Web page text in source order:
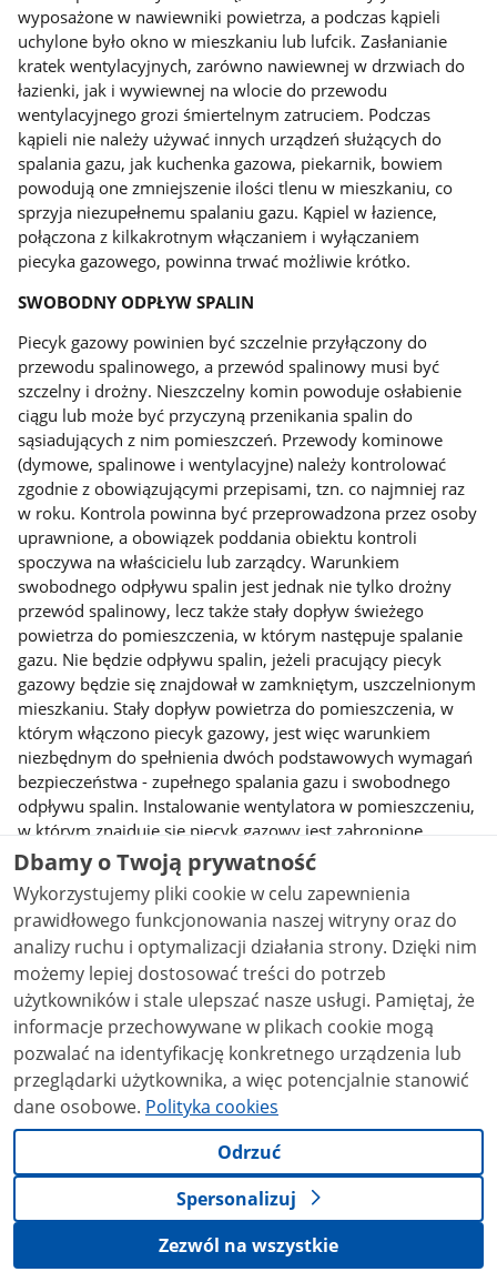
wyposażone w nawiewniki powietrza, a podczas kąpieli
uchylone było okno w mieszkaniu lub lufcik. Zasłanianie
kratek wentylacyjnych, zarówno nawiewnej w drzwiach do
łazienki, jak i wywiewnej na wlocie do przewodu
wentylacyjnego grozi śmiertelnym zatruciem. Podczas
kąpieli nie należy używać innych urządzeń służących do
spalania gazu, jak kuchenka gazowa, piekarnik, bowiem
powodują one zmniejszenie ilości tlenu w mieszkaniu, co
sprzyja niezupełnemu spalaniu gazu. Kąpiel w łazience,
połączona z kilkakrotnym włączaniem i wyłączaniem
piecyka gazowego, powinna trwać możliwie krótko.
SWOBODNY ODPŁYW SPALIN
Piecyk gazowy powinien być szczelnie przyłączony do
przewodu spalinowego, a przewód spalinowy musi być
szczelny i drożny. Nieszczelny komin powoduje osłabienie
ciągu lub może być przyczyną przenikania spalin do
sąsiadujących z nim pomieszczeń. Przewody kominowe
(dymowe, spalinowe i wentylacyjne) należy kontrolować
zgodnie z obowiązującymi przepisami, tzn. co najmniej raz
w roku. Kontrola powinna być przeprowadzona przez osoby
uprawnione, a obowiązek poddania obiektu kontroli
spoczywa na właścicielu lub zarządcy. Warunkiem
swobodnego odpływu spalin jest jednak nie tylko drożny
przewód spalinowy, lecz także stały dopływ świeżego
powietrza do pomieszczenia, w którym następuje spalanie
gazu. Nie będzie odpływu spalin, jeżeli pracujący piecyk
gazowy będzie się znajdował w zamkniętym, uszczelnionym
mieszkaniu. Stały dopływ powietrza do pomieszczenia, w
którym włączono piecyk gazowy, jest więc warunkiem
niezbędnym do spełnienia dwóch podstawowych wymagań
bezpieczeństwa - zupełnego spalania gazu i swobodnego
odpływu spalin. Instalowanie wentylatora w pomieszczeniu,
w którym znajduje się piecyk gazowy jest zabronione.
Podczas kąpieli nie należy włączać wentylatora w kuchni lub
w innym miejscu w mieszkaniu, ponieważ jego działanie
osłabia naturalny ciąg spalin w przewodzie spalinowym
piecyka gazowego.
DOBRY STAN TECHNICZNY URZĄDZENIA GAZOWEGO
Urządzenia gazowe powinny być utrzymywane w czystości i
w dobrym stanie technicznym, a także okresowo
kontrolowane zgodnie z zaleceniami producenta.
Obowiązek utrzymania wymaganego stanu technicznego
urządzeń gazowych i ich udostępnienia do kontroli nakłada
na użytkownika lokalu Rozporządzenie Ministra Spraw
Wewnętrznych i Administracji z dnia 16 sierpnia 1999 r. w
sprawie warunków technicznych użytkowania budynków
mieszkalnych (Dz. U. Nr 74 z dnia 9.09.1999r., poz. 836, §
rodziny do tego obowiązku powinien się poczuwać każdy
Dbamy o Twoją prywatność
Wykorzystujemy pliki cookie w celu zapewnienia
prawidłowego funkcjonowania naszej witryny oraz do
analizy ruchu i optymalizacji działania strony. Dzięki nim
możemy lepiej dostosować treści do potrzeb
użytkowników i stale ulepszać nasze usługi. Pamiętaj, że
informacje przechowywane w plikach cookie mogą
pozwalać na identyfikację konkretnego urządzenia lub
przeglądarki użytkownika, a więc potencjalnie stanowić
dane osobowe. Polityka cookies
Odrzuć
Spersonalizuj
Zezwól na wszystkie